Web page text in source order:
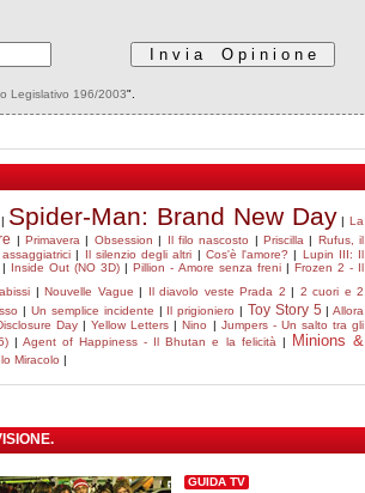
Legislativo 196/2003".
Spider-Man: Brand New Day |La
|Primavera | Obsession | Il filo nascosto |Priscilla | Rufus, il
| Il silenzio degli altri | Cos'è l'amore? | Lupin III: Il
| Inside Out (NO 3D) |Pillion - Amore senza freni| Frozen 2 - Il
|Nouvelle Vague | Il diavolo veste Prada 2 | 2 cuori e 2
|Un semplice incidente | Il prigioniero | Toy Story 5 |Allora
Day |Yellow Letters |Nino | Jumpers - Un salto tra gli
| Agent of Happiness - Il Bhutan e la felicità |
Minions &
Miracolo |
GUIDA TV